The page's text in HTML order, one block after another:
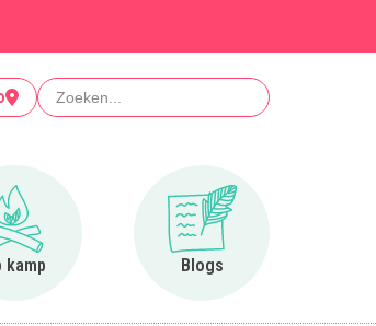
Zoeken
kamp
Ga naar Op kamp
Blogs
Ga naar Blogs